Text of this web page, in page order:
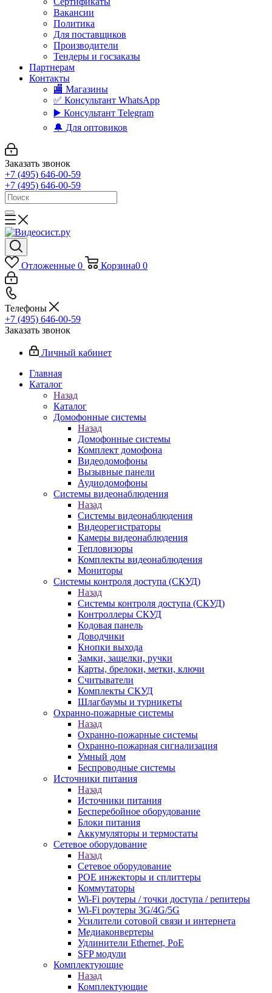
Вакансии
Политика
Для поставщиков
Производители
Тендеры и госзаказы
Партнерам
Контакты
🏬 Магазины
✅️ Консультант WhatsApp
▶️ Консультант Telegram
🔔 Для оптовиков
Заказать звонок
+7 (495) 646-00-59
+7 (495) 646-00-59
Отложенные 0 Корзина0 0
Телефоны
+7 (495) 646-00-59
Заказать звонок
Личный кабинет
Главная
Каталог
Назад
Каталог
Домофонные системы
Назад
Домофонные системы
Комплект домофона
Видеодомофоны
Вызывные панели
Аудиодомофоны
Системы видеонаблюдения
Назад
Системы видеонаблюдения
Видеорегистраторы
Камеры видеонаблюдения
Тепловизоры
Комплекты видеонаблюдения
Мониторы
Системы контроля доступа (СКУД)
Назад
Системы контроля доступа (СКУД)
Контроллеры СКУД
Кодовая панель
Доводчики
Кнопки выхода
Замки, защелки, ручки
Карты, брелоки, метки, ключи
Считыватели
Комплекты СКУД
Шлагбаумы и турникеты
Охранно-пожарные системы
Назад
Охранно-пожарные системы
Охранно-пожарная сигнализация
Умный дом
Беспроводные системы
Источники питания
Назад
Источники питания
Бесперебойное оборудование
Блоки питания
Аккумуляторы и термостаты
Сетевое оборудование
Назад
Сетевое оборудование
POE инжекторы и сплиттеры
Коммутаторы
Wi-Fi роутеры / точки доступа / репитеры
Wi-Fi роутеры 3G/4G/5G
Усилители сотовой связи и интернета
Медиаконвертеры
Удлинители Ethernet, PoE
SFP модули
Комплектующие
Назад
Комплектующие